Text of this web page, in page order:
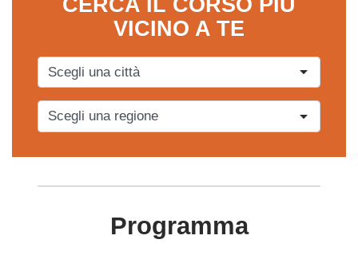
CERCA IL CORSO PIÙ
VICINO A TE
Programma